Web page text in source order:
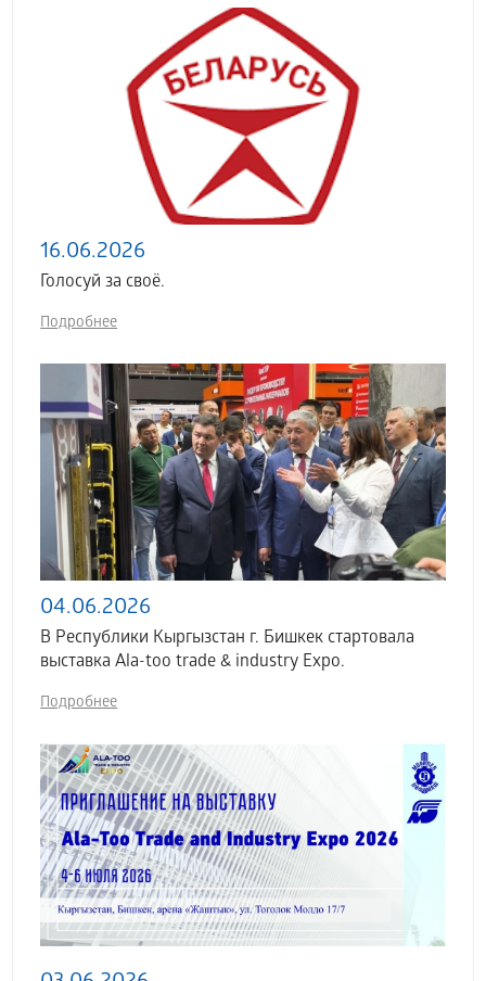
16.06.2026
Голосуй за своё.
Подробнее
04.06.2026
В Республики Кыргызстан г. Бишкек стартовала
выставка Аla-too trade & industry Expo.
Подробнее